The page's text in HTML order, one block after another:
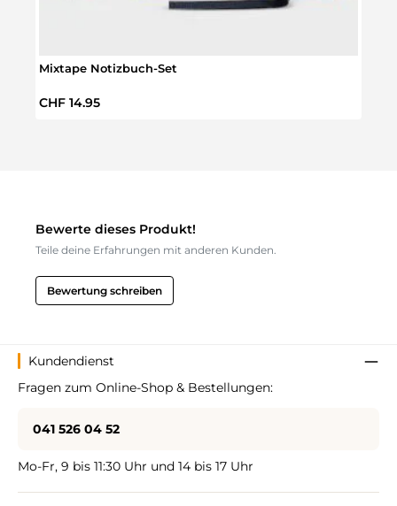
Mixtape Notizbuch-Set
Regulärer Preis:
CHF 14.95
Bewerte dieses Produkt!
Teile deine Erfahrungen mit anderen Kunden.
Bewertung schreiben
Kundendienst
Fragen zum Online-Shop & Bestellungen:
041 526 04 52
Mo-Fr, 9 bis 11:30 Uhr und 14 bis 17 Uhr